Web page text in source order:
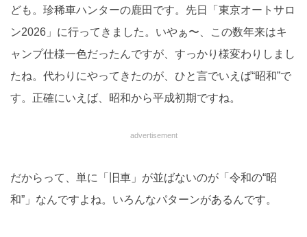
ども。珍稀車ハンターの鹿田です。先日「東京オートサロ
ン2026」に行ってきました。いやぁ〜、この数年来はキ
ャンプ仕様一色だったんですが、すっかり様変わりしまし
たね。代わりにやってきたのが、ひと言でいえば“昭和”で
す。正確にいえば、昭和から平成初期ですね。
advertisement
だからって、単に「旧車」が並ばないのが「令和の“昭
和”」なんですよね。いろんなパターンがあるんです。